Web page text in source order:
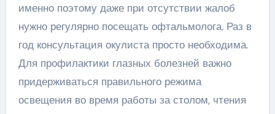
именно поэтому даже при отсутствии жалоб
нужно регулярно посещать офтальмолога. Раз в
год консультация окулиста просто необходима.
Для профилактики глазных болезней важно
придерживаться правильного режима
освещения во время работы за столом, чтения